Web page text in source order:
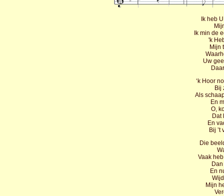
Ik heb
Ik min de
'k
Mijn
Uw
‘k Hoor
Bij
Als
En
O,
Dat
En
Bij
Die
Vaak
En
Mijn